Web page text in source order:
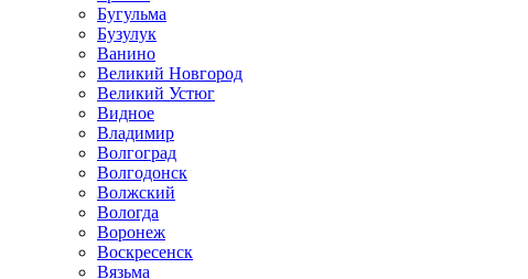
Бугульма
Бузулук
Ванино
Великий Новгород
Великий Устюг
Видное
Владимир
Волгоград
Волгодонск
Волжский
Вологда
Воронеж
Воскресенск
Вязьма